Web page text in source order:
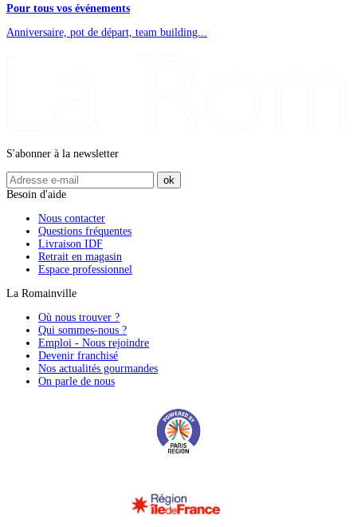
Pour tous vos événements
Anniversaire, pot de départ, team building...
S'abonner à la newsletter
Besoin d'aide
Nous contacter
Questions fréquentes
Livraison IDF
Retrait en magasin
Espace professionnel
La Romainville
Où nous trouver ?
Qui sommes-nous ?
Emploi - Nous rejoindre
Devenir franchisé
Nos actualités gourmandes
On parle de nous